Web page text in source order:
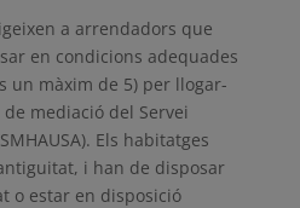
a arrendadors que
en condicions adequades
un màxim de 5) per llogar-
mediació del Servei
Els habitatges
i han de disposar
o estar en disposició